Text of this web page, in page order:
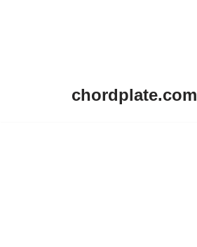
chordplate.com